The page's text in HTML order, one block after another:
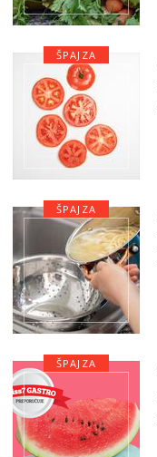
ŠPAJZA
ŠPAJZA
ŠPAJZA